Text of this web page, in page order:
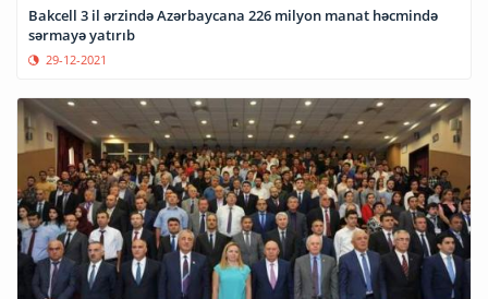
Bakcell 3 il ərzində Azərbaycana 226 milyon manat həcmində
sərmayə yatırıb
29-12-2021